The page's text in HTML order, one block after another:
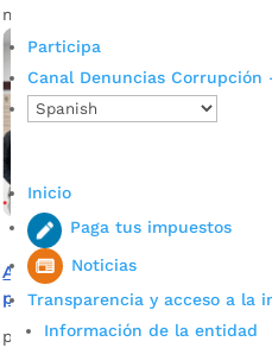
Participa
Canal Denuncias Corrupción
Inicio
Paga tus impuestos
Noticias
Transparencia y acceso a la
Información de la entidad
metropolitana de Bucaramanga.
Alcaldía fortalece alianzas
públicas
por admin_prensa|May 23, 2025